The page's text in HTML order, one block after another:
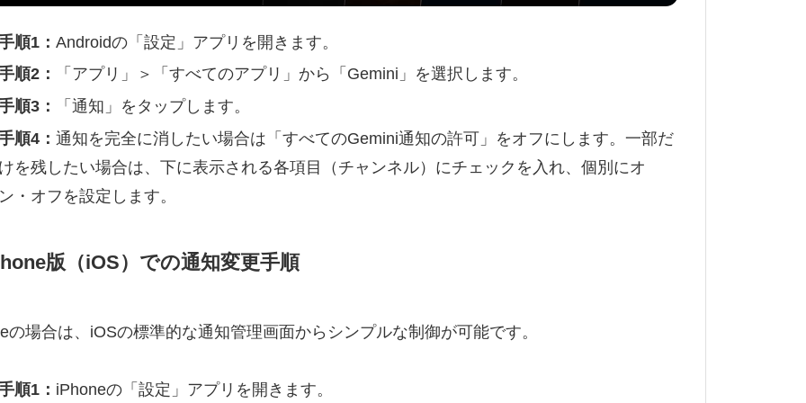
順1： Androidの「設定」アプリを開きます。
順2：
「アプリ」＞「すべてのアプリ」から「Gemini」を選択します。
順3：
「通知」をタップします。
順4： 通知を完全に消したい場合は「すべてのGemini通知の許可」をオフにします。一部だ
を残したい場合は、下に表示される各項目（チャンネル）にチェックを入れ、個別にオ
・オフを設定します。
版（iOS）での通知変更手順
の場合は、iOSの標準的な通知管理画面からシンプルな制御が可能です。
順1： iPhoneの「設定」アプリを開きます。